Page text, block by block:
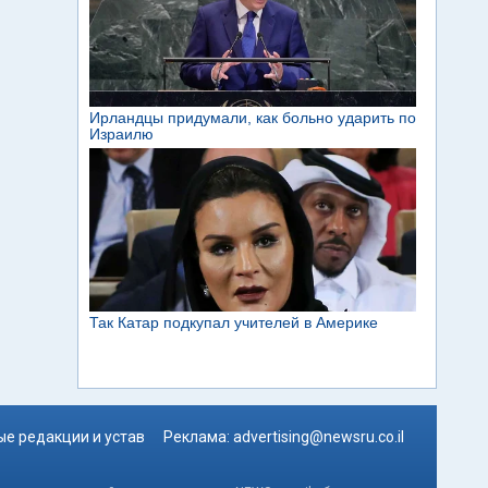
редакции и устав Реклама: advertising@newsru.co.il